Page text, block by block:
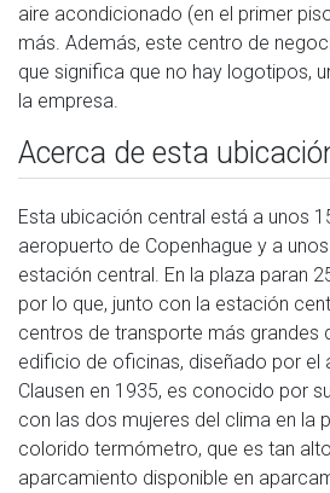
aire acondicionado (en el primer
más. Además, este centro de
que significa que no hay logotipos,
la empresa.
Acerca de esta
Esta ubicación central está a unos
aeropuerto de Copenhague y a
estación central. En la plaza paran
por lo que, junto con la estación
centros de transporte más grandes
edificio de oficinas, diseñado por el
Clausen en 1935, es conocido por
con las dos mujeres del clima en la
colorido termómetro, que es tan
aparcamiento disponible en